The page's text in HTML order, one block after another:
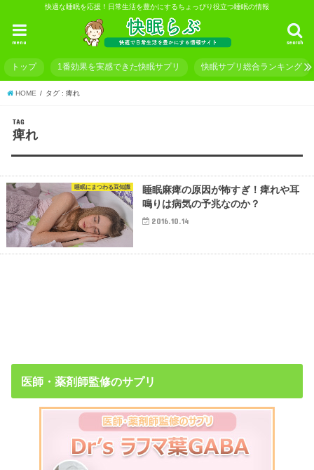
快適な睡眠を応援！日常生活を豊かにするちょっぴり役立つ睡眠の情報
search
menu
トップ 1番効果を実感できた快眠サプリ 快眠サプリ総合ランキング
HOME タグ : 痺れ
TAG
痺れ
睡眠にまつわる豆知識
睡眠麻痺の原因が怖すぎ！痺れや耳
鳴りは病気の予兆なのか？
2016.10.14
医師・薬剤師監修のサプリ